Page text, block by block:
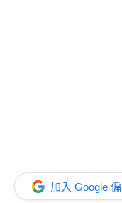
加入 Google